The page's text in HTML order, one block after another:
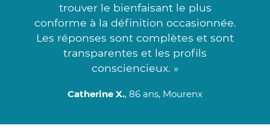
trouver le bienfaisant le plus
conforme à la définition occasionnée.
Les réponses sont complètes et sont
transparentes et les profils
consciencieux. »
Catherine X., 86 ans, Mourenx